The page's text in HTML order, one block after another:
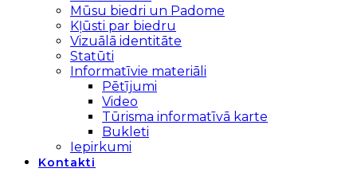
Mūsu biedri un Padome
Kļūsti par biedru
Vizuālā identitāte
Statūti
Informatīvie materiāli
Pētījumi
Video
Tūrisma informatīvā karte
Bukleti
Iepirkumi
Kontakti